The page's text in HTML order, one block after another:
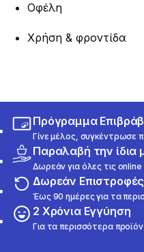
Οφέλη
Χρήση & φροντίδα
Πρόγραμμα
Γίνε μέλος, συγκέντρωσε
Παραλαβή την ίδια
Δωρεάν για όλες τις online
Δωρεάν
Έως 90 ημέρες για τα
2 Χρόνια Εγγύηση
Για τα περισσότερα